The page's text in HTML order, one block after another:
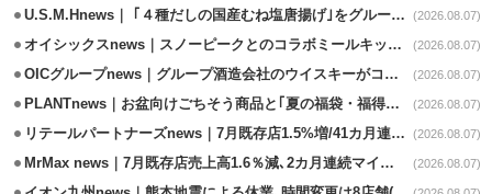
U.S.M.Hnews｜ ｢４種だしの国産むね塩唐揚げ｣をグループ610店で共同販促 (2026.08.07)
オイシックスnews｜スノーピークとのコラボミールキット8/13発売 (2026.08.07)
OICグループnews｜グループ酒造会社のウイスキーがコンペティション受賞 (2026.08.07)
PLANTnews｜お盆向けごちそう商品と｢夏の福袋・福得カート｣8/8から開催 (2026.08.07)
リテールパートナーズnews｜7月既存店1.5%増/41カ月連続増 (2026.08.07)
MrMax news｜7月既存店売上高1.6％減､2カ月連続マイナス (2026.08.07)